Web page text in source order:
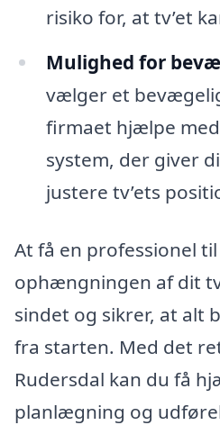
risiko for, at tv’et
Mulighed for
vælger et
firmaet hjælpe
system, der giver
justere tv’ets
At få en professionel
ophængningen af dit
sindet og sikrer, at alt
fra starten. Med det
Rudersdal kan du få
planlægning og